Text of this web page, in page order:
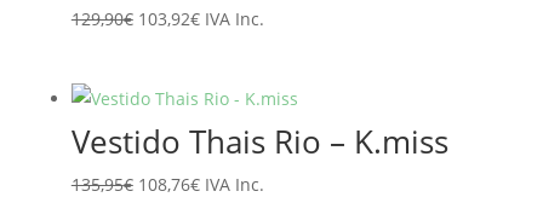
129,90€ El
era:
129,90€.
103,92€El
es:
103,92€.
IVA Inc.
Vestido Thais Rio – K.miss
135,95€ El
108,76€ElIVA Inc.